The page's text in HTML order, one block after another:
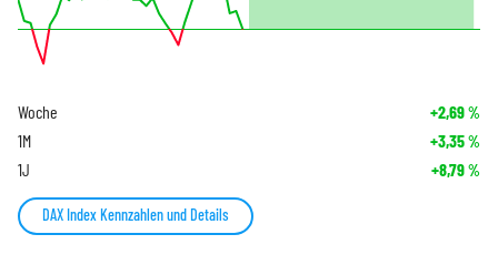
Woche +2,69%
1M +3,35%
1J +8,79%
DAX Index Kennzahlen und Details